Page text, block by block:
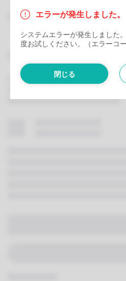
エラーが発生しました。
システムエラーが発生しました
度お試しください。（エラーコ
閉じる